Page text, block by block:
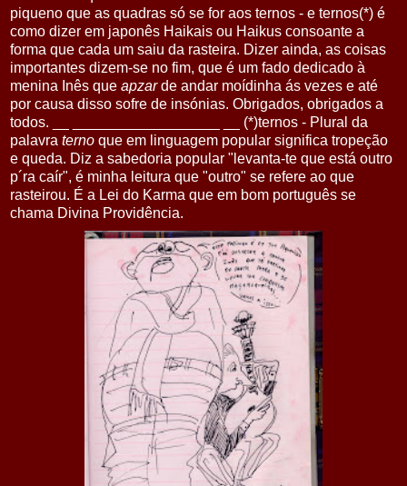
piqueno que as quadras só se for aos ternos - e ternos(*) é
como dizer em japonês Haikais ou Haikus consoante a
forma que cada um saiu da rasteira. Dizer ainda, as coisas
importantes dizem-se no fim, que é um fado dedicado à
menina Inês que apzarde andar moídinha ás vezes e até
por causa disso sofre de insónias. Obrigados, obrigados a
todos. __ __________________ __ (*)ternos - Plural da
palavra terno que em linguagem popular significa tropeção
e queda. Diz a sabedoria popular "levanta-te que está outro
p´ra caír", é minha leitura que "outro" se refere ao que
rasteirou. É a Lei do Karma que em bom português se
chama Divina Providência.